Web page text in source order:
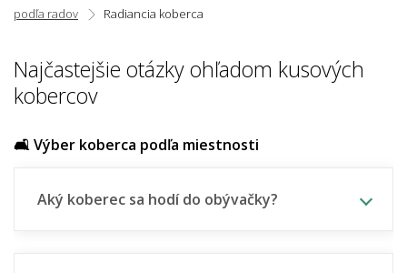
podľa radov
Radiancia koberca
Najčastejšie otázky ohľadom kusových
kobercov
🛋️ Výber koberca podľa miestnosti
Aký koberec sa hodí do obývačky?